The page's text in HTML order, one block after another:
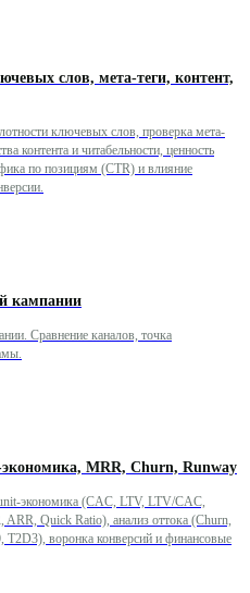
слов, мета-теги, контент,
ключевых слов, проверка мета-
контента и читабельности, ценность
по позициям (CTR) и влияние
кампании
Сравнение каналов, точка
MRR, Churn, Runway
экономика (CAC, LTV, LTV/CAC,
Quick Ratio), анализ оттока (Churn,
воронка конверсий и финансовые